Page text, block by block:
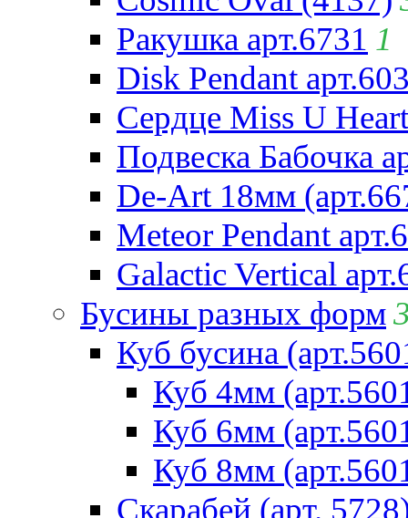
Ракушка арт.6731 1
Disk Pendant
Сердце Miss U
Подвеска Бабочка
De-Art 18мм
Meteor Pendant
Galactic Vertical
Бусины разных форм
Куб бусина
Куб 4мм
Куб 6мм
Куб 8мм
Скарабей (арт.